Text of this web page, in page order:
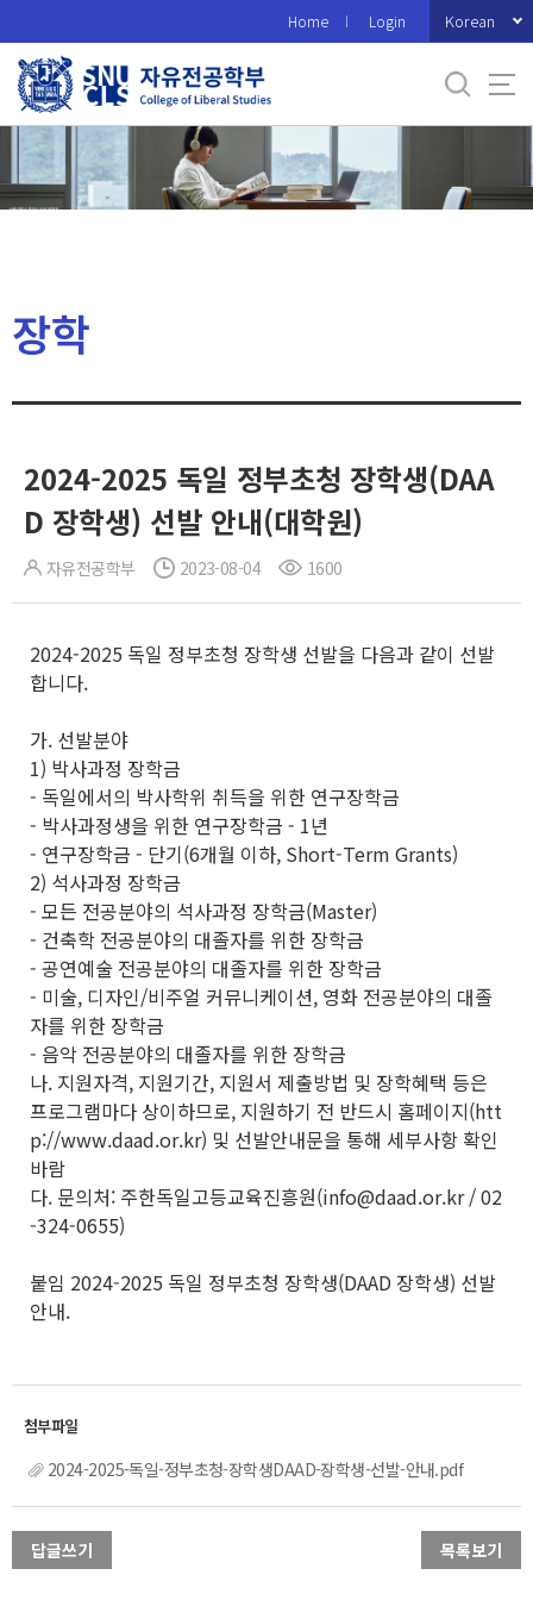
로
메
Home Login Korean
장학
2024-2025 독일 정부초청 장학생(DAA
D 장학생) 선발 안내(대학원)
자유전공학부 2023-08-04 1600
2024-2025 독일 정부초청 장학생 선발을 다음과 같이 선발
합니다.
가. 선발분야
1) 박사과정 장학금
- 독일에서의 박사학위 취득을 위한 연구장학금
- 박사과정생을 위한 연구장학금 - 1년
- 연구장학금 - 단기(6개월 이하, Short-Term Grants)
2) 석사과정 장학금
- 모든 전공분야의 석사과정 장학금(Master)
- 건축학 전공분야의 대졸자를 위한 장학금
- 공연예술 전공분야의 대졸자를 위한 장학금
- 미술, 디자인/비주얼 커뮤니케이션, 영화 전공분야의 대졸
자를 위한 장학금
- 음악 전공분야의 대졸자를 위한 장학금
나. 지원자격, 지원기간, 지원서 제출방법 및 장학혜택 등은
프로그램마다 상이하므로, 지원하기 전 반드시 홈페이지(htt
p://www.daad.or.kr) 및 선발안내문을 통해 세부사항 확인
바람
다. 문의처: 주한독일고등교육진흥원(info@daad.or.kr / 02
-324-0655)
붙임 2024-2025 독일 정부초청 장학생(DAAD 장학생) 선발
안내.
2024-2025-독일-정부초청-장학생DAAD-장학생-선발-안내.pdf
답글쓰기 목록보기